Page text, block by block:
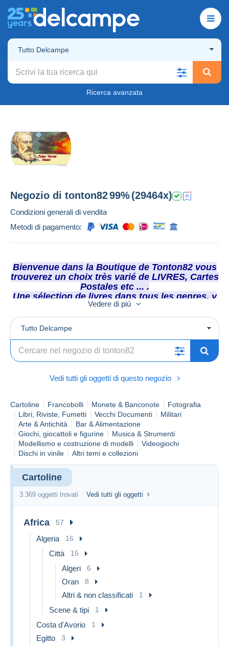
Tutto Delcampe
Ricerca avanzata
Negozio di tonton8299%(29464x)
Condizioni generali di vendita
Metodi di pagamento:
Bienvenue dans la Boutique de Tonton82 vous
trouverez un choix très varié de LIVRES, Cartes
Postales etc ... .
Une sélection de livres dans tous les genres, y
compris en B.D .
14.600 Livres en vente / 9.000 à moins
Attention aux nouveaux Tarifs de La
Poste 2024
Depuis le 1er Janvier 2015 La Poste ne
prends plus les " Lettres " de plus de 3
cm. d'épaisseur !!!!!!
supérieurs à 3 cm d'épaisseur seront
expédiés au Tarif " COLISSIMO " .
Tous mes objets mis en vente avant
cette date sont donc susceptibles de
voir leur frais d'envois modifiés !
Merci de votre compréhension .
Vous pouvez utiliser Mondial Relay,
moins cher que La Poste .
Vedere di più
Tutto Delcampe
Vedi tutti gli oggetti di questo negozio
Cartoline Francobolli Monete & Banconote
Fotografia
Libri, Riviste, Fumetti
Vecchi Documenti
Militari
Arte & Antichità
Bar & Alimentazione
Giochi, giocattoli e figurine
Musica & Strumenti
Modellismo e costruzione di modelli
Videogiochi
Dischi in vinile
Altri temi e collezioni
Cartoline
3.369 oggetti trovati Vedi tutti gli oggetti
Africa 57
Algeria 16
Città 15
Algeri 6
Oran 8
Altri & non classificati 1
Scene & tipi 1
Costa d'Avorio 1
Egitto 3